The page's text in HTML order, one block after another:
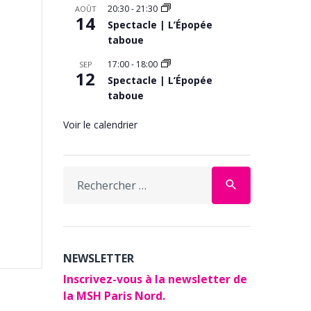
AOÛT
14
20:30-21:30
Spectacle | L’Épopée
taboue
SEP
12
17:00- 18:00
Spectacle | L’Épopée
taboue
Voir le calendrier
for:
search
NEWSLETTER
Inscrivez-vous à la newsletter de
la MSH Paris Nord.